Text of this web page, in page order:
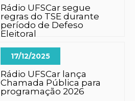
Rádio UFSCar segue
regras do TSE durante
período de Defeso
Eleitoral
17/12/2025
Rádio UFSCar lança
Chamada Pública para
programação 2026